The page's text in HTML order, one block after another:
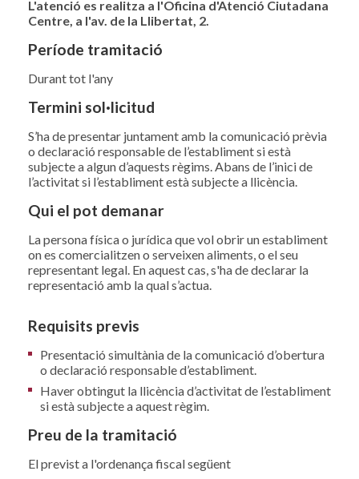
L'atenció es realitza a l'Oficina d'Atenció Ciutadana
Centre, a l'av. de la Llibertat, 2.
Període tramitació
Durant tot l'any
Termini sol·licitud
S’ha de presentar juntament amb la comunicació prèvia
o declaració responsable de l’establiment si està
subjecte a algun d’aquests règims. Abans de l’inici de
l’activitat si l’establiment està subjecte a llicència.
Qui el pot demanar
La persona física o jurídica que vol obrir un establiment
on es comercialitzen o serveixen aliments, o el seu
representant legal. En aquest cas, s'ha de declarar la
representació amb la qual s’actua.
Requisits previs
Presentació simultània de la comunicació d’obertura
o declaració responsable d’establiment.
Haver obtingut la llicència d’activitat de l’establiment
si està subjecte a aquest règim.
Preu de la tramitació
El previst a l'ordenança fiscal següent